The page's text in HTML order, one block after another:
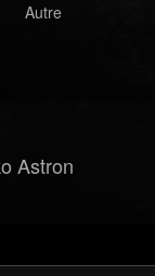
Autre
Astron